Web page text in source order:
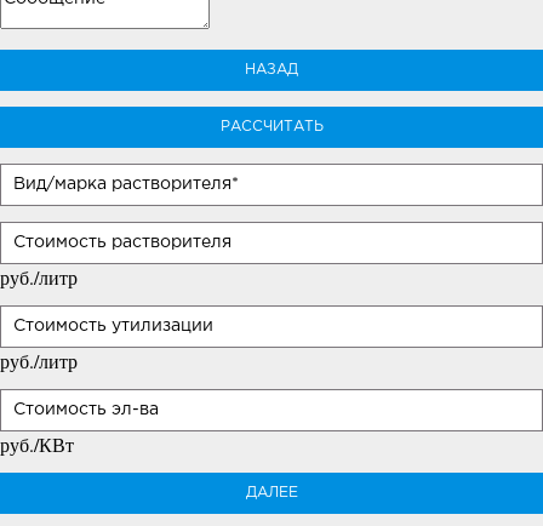
НАЗАД
РАССЧИТАТЬ
руб./литр
руб./литр
руб./КВт
ДАЛЕЕ